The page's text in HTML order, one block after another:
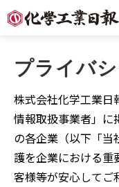
創
プライバ
株式会社化学工業日
情報取扱事業者」に
の各企業（以下「当
護を企業における重
客様等が安心してご